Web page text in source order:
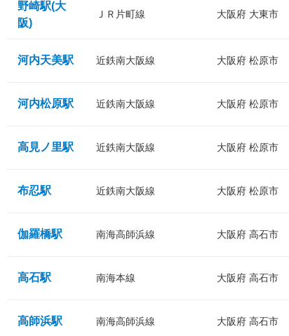
野崎駅(大
阪)
ＪＲ片町線 大阪府 大東市
河内天美駅 近鉄南大阪線 大阪府 松原市
河内松原駅 近鉄南大阪線 大阪府 松原市
高見ノ里駅 近鉄南大阪線 大阪府 松原市
布忍駅 近鉄南大阪線 大阪府 松原市
伽羅橋駅 南海高師浜線 大阪府 高石市
高石駅 南海本線 大阪府 高石市
高師浜駅 南海高師浜線 大阪府 高石市